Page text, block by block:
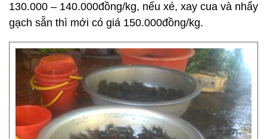
130.000 – 140.000đồng/kg, nếu xé, xay cua và nhẩy
gạch sẵn thì mới có giá 150.000đồng/kg.